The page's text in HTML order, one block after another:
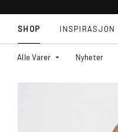
SHOP
Alle Varer Nyheter
INSPIRASJON